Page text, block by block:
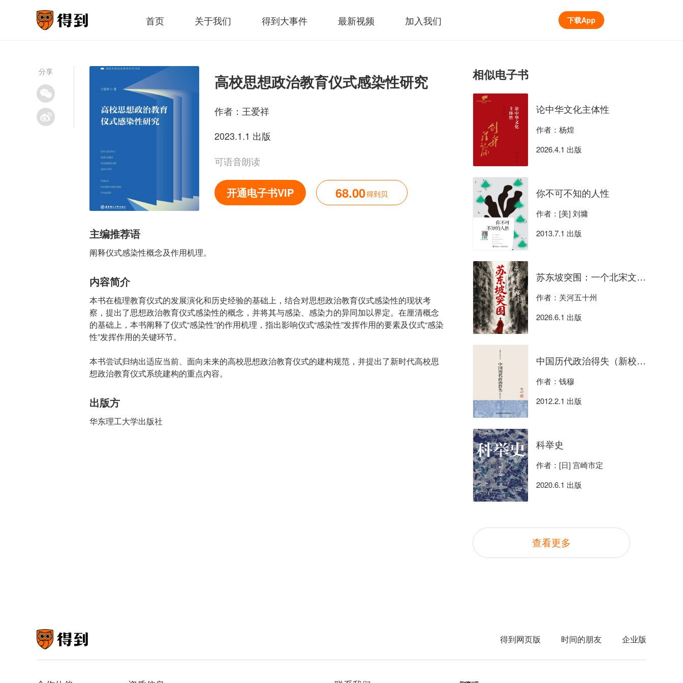
首页 关于我们 得到大事件 最新视频 加入我们 下载App
分享
高校思想政治教育仪式感染性研究
作者： 王爱祥
2023.1.1 出版
可语音朗读
开通电子书VIP 68.00得到贝
主编推荐语
阐释仪式感染性概念及作用机理。
内容简介
本书在梳理教育仪式的发展演化和历史经验的基础上，结合对思想政治教育仪式感染性的现状考
察，提出了思想政治教育仪式感染性的概念，并将其与感染、感染力的异同加以界定。在厘清概念
的基础上，本书阐释了仪式“感染性”的作用机理，指出影响仪式“感染性”发挥作用的要素及仪式“感染
性”发挥作用的关键环节。
本书尝试归纳出适应当前、面向未来的高校思想政治教育仪式的建构规范，并提出了新时代高校思
想政治教育仪式系统建构的重点内容。
出版方
华东理工大学出版社
相似电子书
论中华文化主体性
作者：杨煌
2026.4.1 出版
你不可不知的人性
作者：[美] 刘墉
2013.7.1 出版
苏东坡突围：一个北宋文官的极限生存
作者：关河五十州
2026.6.1 出版
中国历代政治得失（新校本）
作者：钱穆
2012.2.1 出版
科举史
作者：[日] 宫崎市定
2020.6.1 出版
查看更多
得到网页版 时间的朋友 企业版